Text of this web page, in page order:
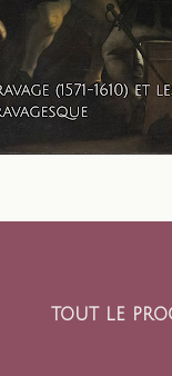
TOUT LE